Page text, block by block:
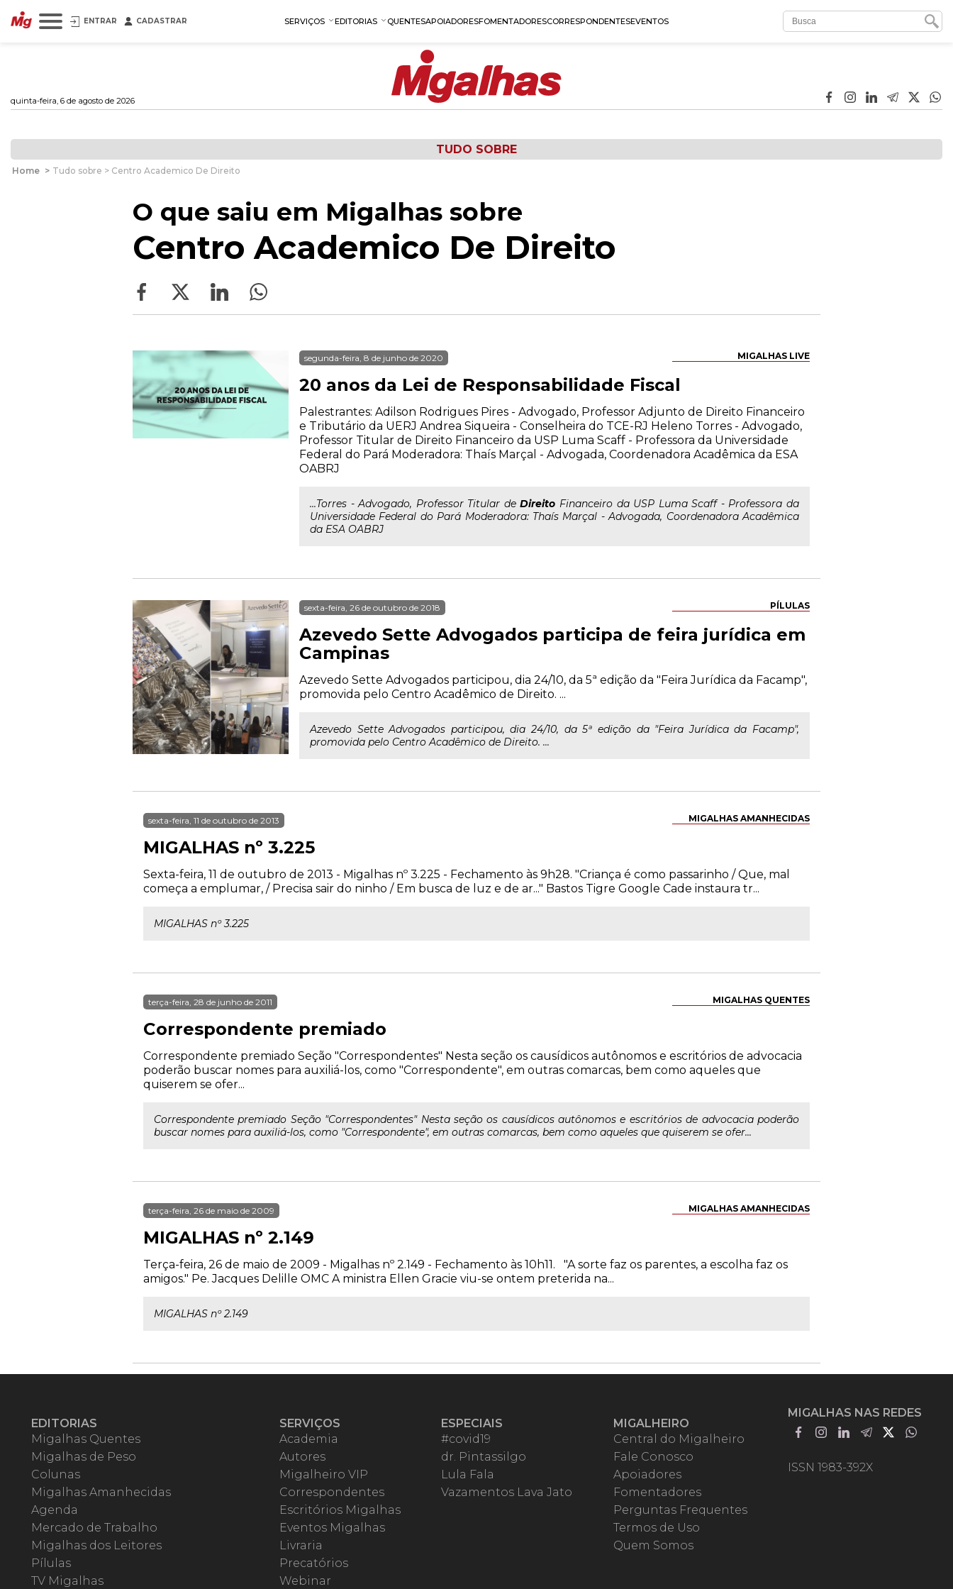
ENTRAR CADASTRAR SERVIÇOS EDITORIAS QUENTESAPOIADORESFOMENTADORESCORRESPONDENTESEVENTOS
quinta-feira, 6 de agosto de 2026
TUDO SOBRE
Home > Tudo sobre > Centro Academico De Direito
O que saiu em Migalhas sobre
Centro Academico De Direito
MIGALHAS LIVE
segunda-feira, 8 de junho de 2020
20 anos da Lei de Responsabilidade Fiscal
Palestrantes: Adilson Rodrigues Pires - Advogado, Professor Adjunto de Direito Financeiro
e Tributário da UERJ Andrea Siqueira - Conselheira do TCE-RJ Heleno Torres - Advogado,
Professor Titular de Direito Financeiro da USP Luma Scaff - Professora da Universidade
Federal do Pará Moderadora: Thaís Marçal - Advogada, Coordenadora Acadêmica da ESA
OABRJ
...Torres - Advogado, Professor Titular deDireito Financeiro da USP Luma Scaff - Professora da
Universidade Federal do Pará Moderadora: Thaís Marçal - Advogada, Coordenadora Acadêmica
da ESA OABRJ
PÍLULAS
sexta-feira, 26 de outubro de 2018
Azevedo Sette Advogados participa de feira jurídica em
Campinas
Azevedo Sette Advogados participou, dia 24/10, da 5ª edição da "Feira Jurídica da Facamp",
promovida pelo Centro Acadêmico de Direito. ...
Azevedo Sette Advogados participou, dia 24/10, da 5ª edição da "Feira Jurídica da Facamp",
promovida pelo Centro Acadêmico de Direito. ...
MIGALHAS AMANHECIDAS
sexta-feira, 11 de outubro de 2013
MIGALHAS nº 3.225
Sexta-feira, 11 de outubro de 2013 - Migalhas nº 3.225 - Fechamento às 9h28. "Criança é como passarinho / Que, mal
começa a emplumar, / Precisa sair do ninho / Em busca de luz e de ar..." Bastos Tigre Google Cade instaura tr...
MIGALHAS nº 3.225
MIGALHAS QUENTES
terça-feira, 28 de junho de 2011
Correspondente premiado
Correspondente premiado Seção "Correspondentes" Nesta seção os causídicos autônomos e escritórios de advocacia
poderão buscar nomes para auxiliá-los, como "Correspondente", em outras comarcas, bem como aqueles que
quiserem se ofer...
Correspondente premiado Seção "Correspondentes" Nesta seção os causídicos autônomos e escritórios de advocacia poderão
buscar nomes para auxiliá-los, como "Correspondente", em outras comarcas, bem como aqueles que quiserem se ofer...
MIGALHAS AMANHECIDAS
terça-feira, 26 de maio de 2009
MIGALHAS nº 2.149
Terça-feira, 26 de maio de 2009 - Migalhas nº 2.149 - Fechamento às 10h11. "A sorte faz os parentes, a escolha faz os
amigos." Pe. Jacques Delille OMC A ministra Ellen Gracie viu-se ontem preterida na...
MIGALHAS nº 2.149
EDITORIAS
Migalhas Quentes
Migalhas de Peso
Colunas
Migalhas Amanhecidas
Agenda
Mercado de Trabalho
Migalhas dos Leitores
Pílulas
TV Migalhas
SERVIÇOS
Academia
Autores
Migalheiro VIP
Correspondentes
Escritórios Migalhas
Eventos Migalhas
Livraria
Precatórios
Webinar
ESPECIAIS
#covid19
dr. Pintassilgo
Lula Fala
Vazamentos Lava Jato
MIGALHEIRO
Central do Migalheiro
Fale Conosco
Apoiadores
Fomentadores
Perguntas Frequentes
Termos de Uso
Quem Somos
MIGALHAS NAS REDES
ISSN 1983-392X